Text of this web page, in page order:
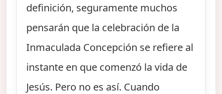
definición, seguramente muchos
pensarán que la celebración de la
Inmaculada Concepción se refiere al
instante en que comenzó la vida de
Jesús. Pero no es así. Cuando